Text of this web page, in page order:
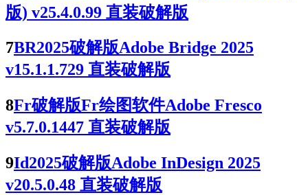
版) v25.4.0.99 直装破解版
7BR2025破解版Adobe Bridge 2025
v15.1.1.729 直装破解版
8Fr破解版Fr绘图软件Adobe Fresco
v5.7.0.1447 直装破解版
9Id2025破解版Adobe InDesign 2025
v20.5.0.48 直装破解版